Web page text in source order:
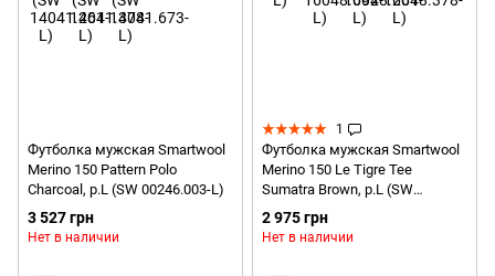
Футболка мужская Smartwool
Merino 150 Pattern Polo
Charcoal, р.L (SW 00246.003-L)
3 527 грн
Нет в наличии
1
Футболка мужская Smartwool
Merino 150 Le Tigre Tee
Sumatra Brown, р.L (SW
16077.893-L)
2 975 грн
Нет в наличии